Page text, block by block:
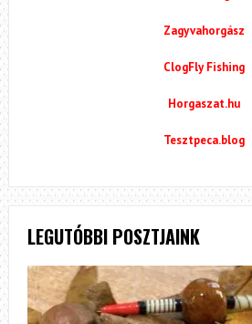
Zagyvahorgász
ClogFly Fishing
Horgaszat.hu
Tesztpeca.blog
LEGUTÓBBI POSZTJAINK